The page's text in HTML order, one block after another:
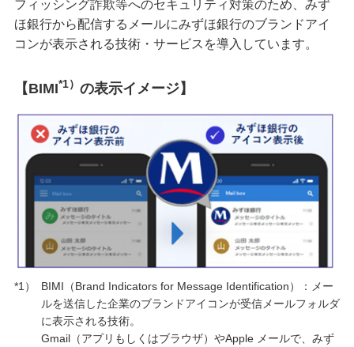
フィッシング詐欺等へのセキュリティ対策のため、みず
ほ銀行から配信するメールにみずほ銀行のブランドアイ
コンが表示される技術・サービスを導入しています。
【BIMI*1） の表示イメージ】
*1）
BIMI（Brand Indicators for Message Identification）：メー
ルを送信した企業のブランドアイコンが受信メールフォルダ
に表示される技術。
Gmail（アプリもしくはブラウザ）やApple メールで、みず